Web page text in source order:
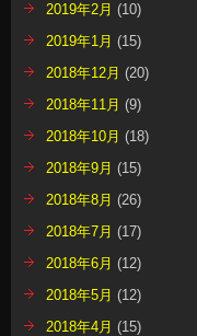
2019年2月 (10)
2019年1月 (15)
2018年12月 (20)
2018年11月 (9)
2018年10月 (18)
2018年9月 (15)
2018年8月 (26)
2018年7月 (17)
2018年6月 (12)
2018年5月 (12)
2018年4月 (15)